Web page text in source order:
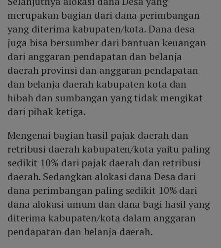
merupakan bagian dari dana perimbangan
yang diterima kabupaten/kota. Dana desa
juga bisa bersumber dari bantuan keuangan
dari anggaran pendapatan dan belanja
daerah provinsi dan anggaran pendapatan
dan belanja daerah kabupaten kota dan
hibah dan sumbangan yang tidak mengikat
dari pihak ketiga.
Mengenai bagian hasil pajak daerah dan
retribusi daerah kabupaten/kota yaitu paling
sedikit 10% dari pajak daerah dan retribusi
daerah. Sedangkan alokasi dana Desa dari
dana perimbangan paling sedikit 10% dari
dana alokasi umum dan dana bagi hasil yang
diterima kabupaten/kota dalam anggaran
pendapatan dan belanja daerah.